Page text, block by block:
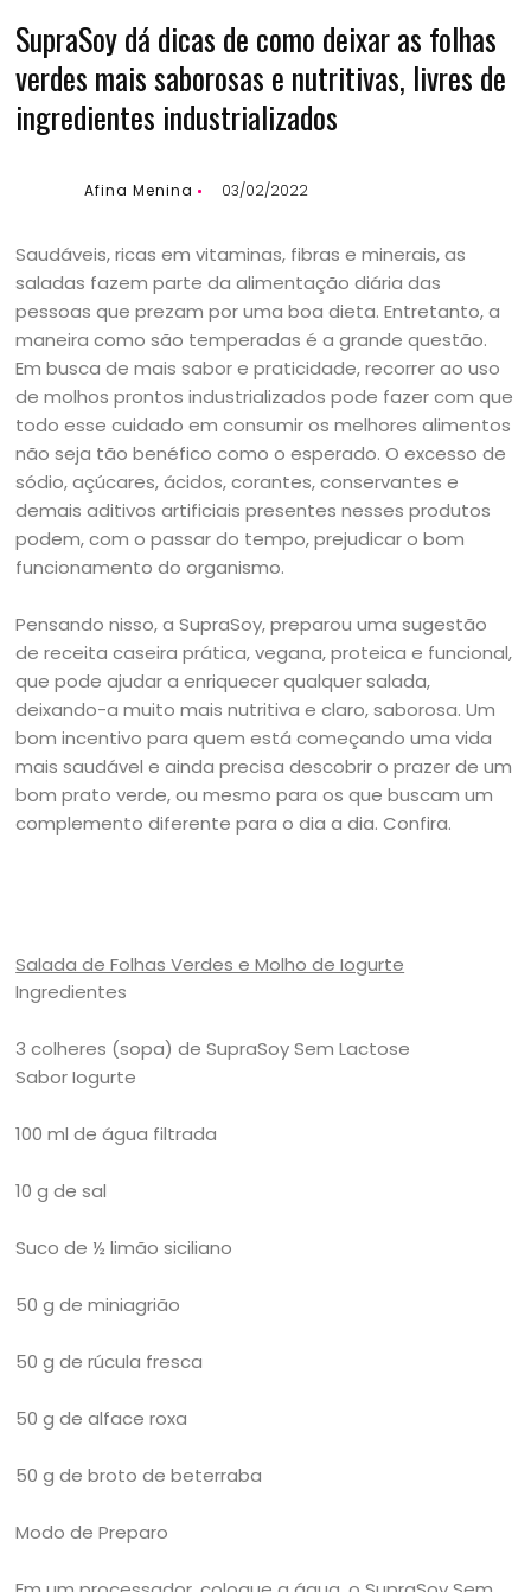
SupraSoy dá dicas de como deixar as folhas
verdes mais saborosas e nutritivas, livres de
ingredientes industrializados
Afina Menina 03/02/2022
Saudáveis, ricas em vitaminas, fibras e minerais, as
saladas fazem parte da alimentação diária das
pessoas que prezam por uma boa dieta. Entretanto, a
maneira como são temperadas é a grande questão.
Em busca de mais sabor e praticidade, recorrer ao uso
de molhos prontos industrializados pode fazer com que
todo esse cuidado em consumir os melhores alimentos
não seja tão benéfico como o esperado. O excesso de
sódio, açúcares, ácidos, corantes, conservantes e
demais aditivos artificiais presentes nesses produtos
podem, com o passar do tempo, prejudicar o bom
funcionamento do organismo.
Pensando nisso, a SupraSoy, preparou uma sugestão
de receita caseira prática, vegana, proteica e funcional,
que pode ajudar a enriquecer qualquer salada,
deixando-a muito mais nutritiva e claro, saborosa. Um
bom incentivo para quem está começando uma vida
mais saudável e ainda precisa descobrir o prazer de um
bom prato verde, ou mesmo para os que buscam um
complemento diferente para o dia a dia. Confira.
Salada de Folhas Verdes e Molho de Iogurte
Ingredientes
3 colheres (sopa) de SupraSoy Sem Lactose
Sabor Iogurte
100 ml de água filtrada
10 g de sal
Suco de ½ limão siciliano
50 g de miniagrião
50 g de rúcula fresca
50 g de alface roxa
50 g de broto de beterraba
Modo de Preparo